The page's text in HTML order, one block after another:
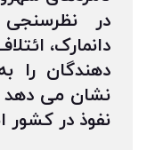
دهندگان را
نشان می دهد
نفوذ در